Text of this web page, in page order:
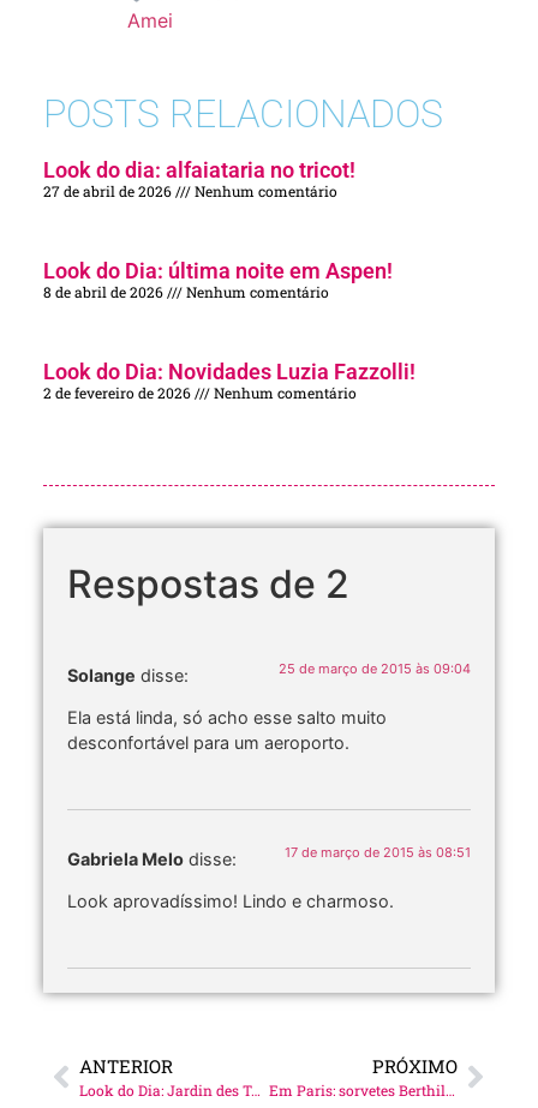
Amei
POSTS RELACIONADOS
Look do dia: alfaiataria no tricot!
27 de abril de 2026 Nenhum comentário
Look do Dia: última noite em Aspen!
8 de abril de 2026 Nenhum comentário
Look do Dia: Novidades Luzia Fazzolli!
2 de fevereiro de 2026 Nenhum comentário
Respostas de 2
Solange disse: 25 de março de 2015 às 09:04
Ela está linda, só acho esse salto muito
desconfortável para um aeroporto.
Gabriela Melo disse: 17 de março de 2015 às 08:51
Look aprovadíssimo! Lindo e charmoso.
ANTERIOR
Look do Dia: Jardin des Tuileries!
PRÓXIMO
Em Paris: sorvetes Berthillon!